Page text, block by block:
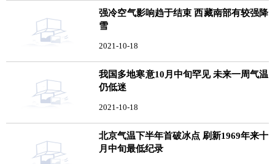
强冷空气影响趋于结束 西藏南部有较强降
雪
2021-10-18
我国多地寒意10月中旬罕见 未来一周气温
仍低迷
2021-10-18
北京气温下半年首破冰点 刷新1969年来十
月中旬最低纪录